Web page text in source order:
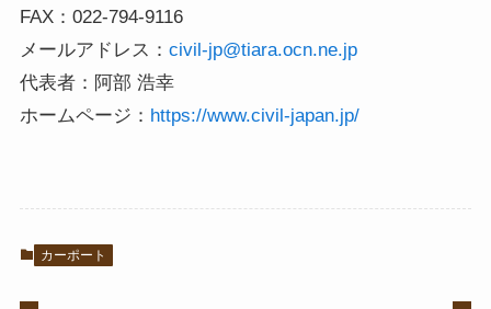
FAX：022-794-9116
メールアドレス： civil-jp@tiara.ocn.ne.jp
代表者：阿部 浩幸
ホームページ： https://www.civil-japan.jp/
カーポート